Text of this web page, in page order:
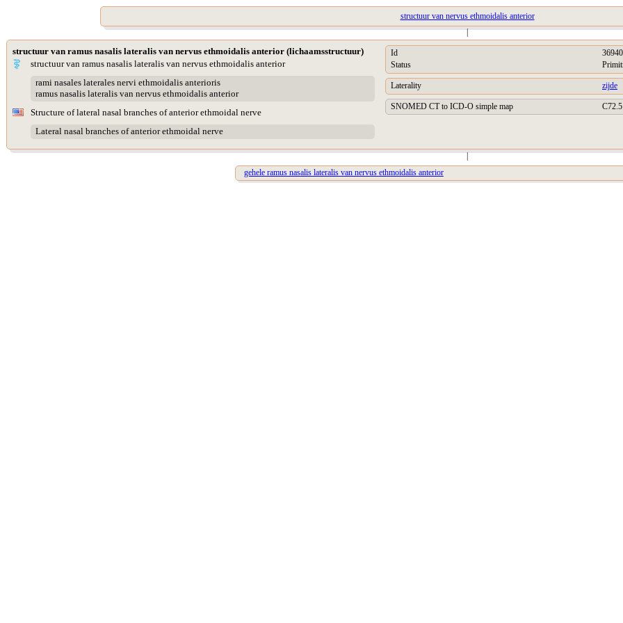
structuur van nervus ethmoidalis anterior
|
structuur van ramus nasalis lateralis van nervus ethmoidalis anterior (lichaamsstructuur)
structuur van ramus nasalis lateralis van nervus ethmoidalis anterior
rami nasales laterales nervi ethmoidalis anterioris
ramus nasalis lateralis van nervus ethmoidalis anterior
Structure of lateral nasal branches of anterior ethmoidal nerve
Lateral nasal branches of anterior ethmoidal nerve
Id
Status
Laterality zijde
SNOMED CT to ICD-O simple map C72.5
|
gehele ramus nasalis lateralis van nervus ethmoidalis anterior